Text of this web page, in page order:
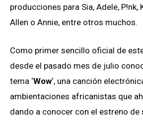
producciones para Sia, Adele, P!nk,
Allen o Annie, entre otros muchos.
Como primer sencillo oficial de
desde el pasado mes de julio
tema ‘Wow‘, una canción
ambientaciones africanistas que
dando a conocer con el estreno de